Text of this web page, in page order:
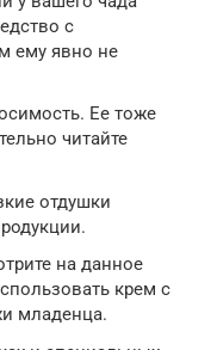
с
ему явно не
Ее тоже
читайте
отдушки
на данное
крем с
младенца.